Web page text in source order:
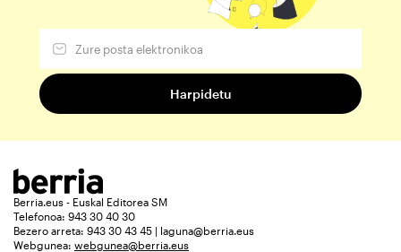
Berria.eus - Euskal Editorea SM
Telefonoa: 943 30 40 30
Bezero arreta: 943 30 43 45 | laguna@berria.eus
Webgunea: webgunea@berria.eus